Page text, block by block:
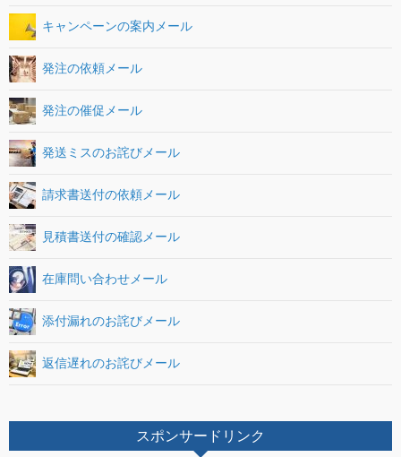
キャンペーンの案内メール
発注の依頼メール
発注の催促メール
発送ミスのお詫びメール
請求書送付の依頼メール
見積書送付の確認メール
在庫問い合わせメール
添付漏れのお詫びメール
返信遅れのお詫びメール
スポンサードリンク